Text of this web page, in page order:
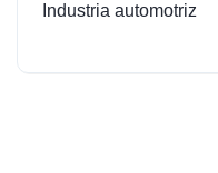
Industria automotriz